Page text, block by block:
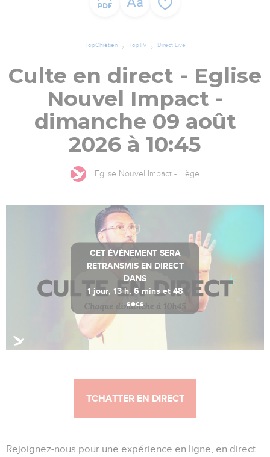
TopChrétien TopTV Direct Live
Culte en direct - Eglise
Nouvel Impact -
dimanche 09 août
2026 à 10:45
Eglise Nouvel Impact - Liège
CET ÉVÈNEMENT SERA
RETRANSMIS EN DIRECT
DANS
1 jour, 13 h, 6 mins et 47
secs
TCHATTER EN DIRECT
Rejoignez-nous pour une expérience en ligne, en direct